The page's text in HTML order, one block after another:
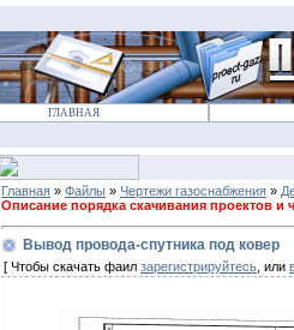
ГЛАВНАЯ
Главная » Файлы » Чертежи газоснабжения »
Описание порядка скачивания проектов и
Вывод провода-спутника под ковер
[ Чтобы скачать фаил зарегистрируйтесь , или